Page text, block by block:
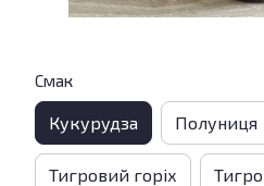
Смак
Кукурудза Полуниця
Тигровий горіх